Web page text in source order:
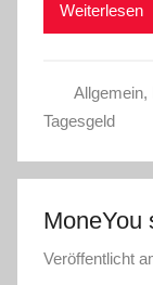
Weiterlesen
Allgemein,
Tagesgeld
MoneYou
Veröffentlicht